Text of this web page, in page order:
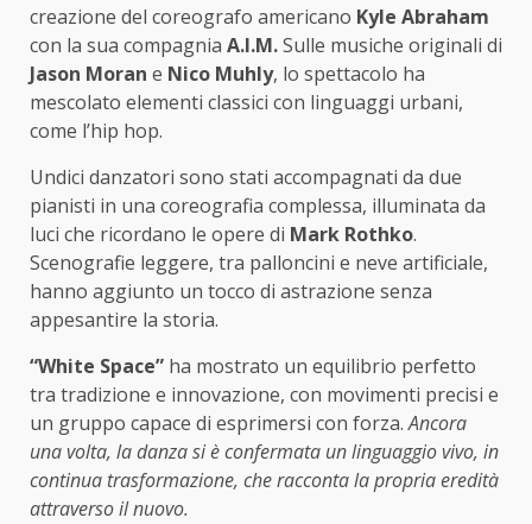
creazione del coreografo americano Kyle Abraham
con la sua compagnia A.I.M.Sulle musiche originali di
Jason Moran e Nico Muhly, lo spettacolo ha
mescolato elementi classici con linguaggi urbani,
come l’hip hop.
Undici danzatori sono stati accompagnati da due
pianisti in una coreografia complessa, illuminata da
luci che ricordano le opere di Mark Rothko.
Scenografie leggere, tra palloncini e neve artificiale,
hanno aggiunto un tocco di astrazione senza
appesantire la storia.
“White Space” ha mostrato un equilibrio perfetto
tra tradizione e innovazione, con movimenti precisi e
un gruppo capace di esprimersi con forza.Ancora
una volta, la danza si è confermata un linguaggio vivo, in
continua trasformazione, che racconta la propria eredità
attraverso il nuovo.